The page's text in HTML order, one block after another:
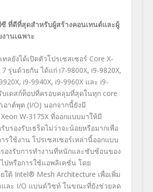
ที่ดีที่สุดสำหรับผู้สร้างคอนเทนต์และผู้
านเฉพาะ
ลยังได้เปิดตัวโปรเซสเซอร์ Core X-
7 รุ่นด้วยกัน ได้แก่ i7-9800X, i9-9820X,
i9-9940X, i9-9960X และ i9-
บเดสก์ท็อปที่ครอบคลุมที่สุดในทุก core
อาต์พุต (I/O) นอกจากนี้ยังมี
W-3175X ที่ออกแบบมาให้มี
บรองรับเธร็ดไม่ว่าจะน้อยหรือมากเพื่อ
รใช้งาน โปรเซสเซอร์เหล่านี้ออกแบบ
องรับการทำงานที่หนักและซับซ้อนของ
ปหรือการใช้แอพลิเคชั่น โดย
ใต้ Intel® Mesh Architecture เพื่อเพิ่ม
และ I/O แบนด์วิชท์ ในขณะที่ยังช่วยลด